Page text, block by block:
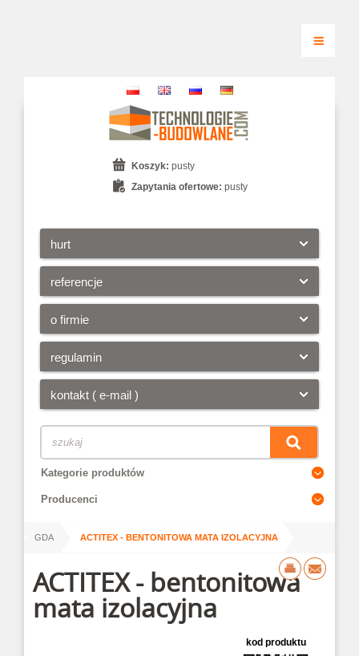
hurt
referencje
o firmie
regulamin
kontakt ( e-mail )
Koszyk: pusty
Zapytania ofertowe: pusty
Kategorie produktów
Producenci
GDA ACTITEX - BENTONITOWA MATA IZOLACYJNA
ACTITEX - bentonitowa
mata izolacyjna
kod produktu